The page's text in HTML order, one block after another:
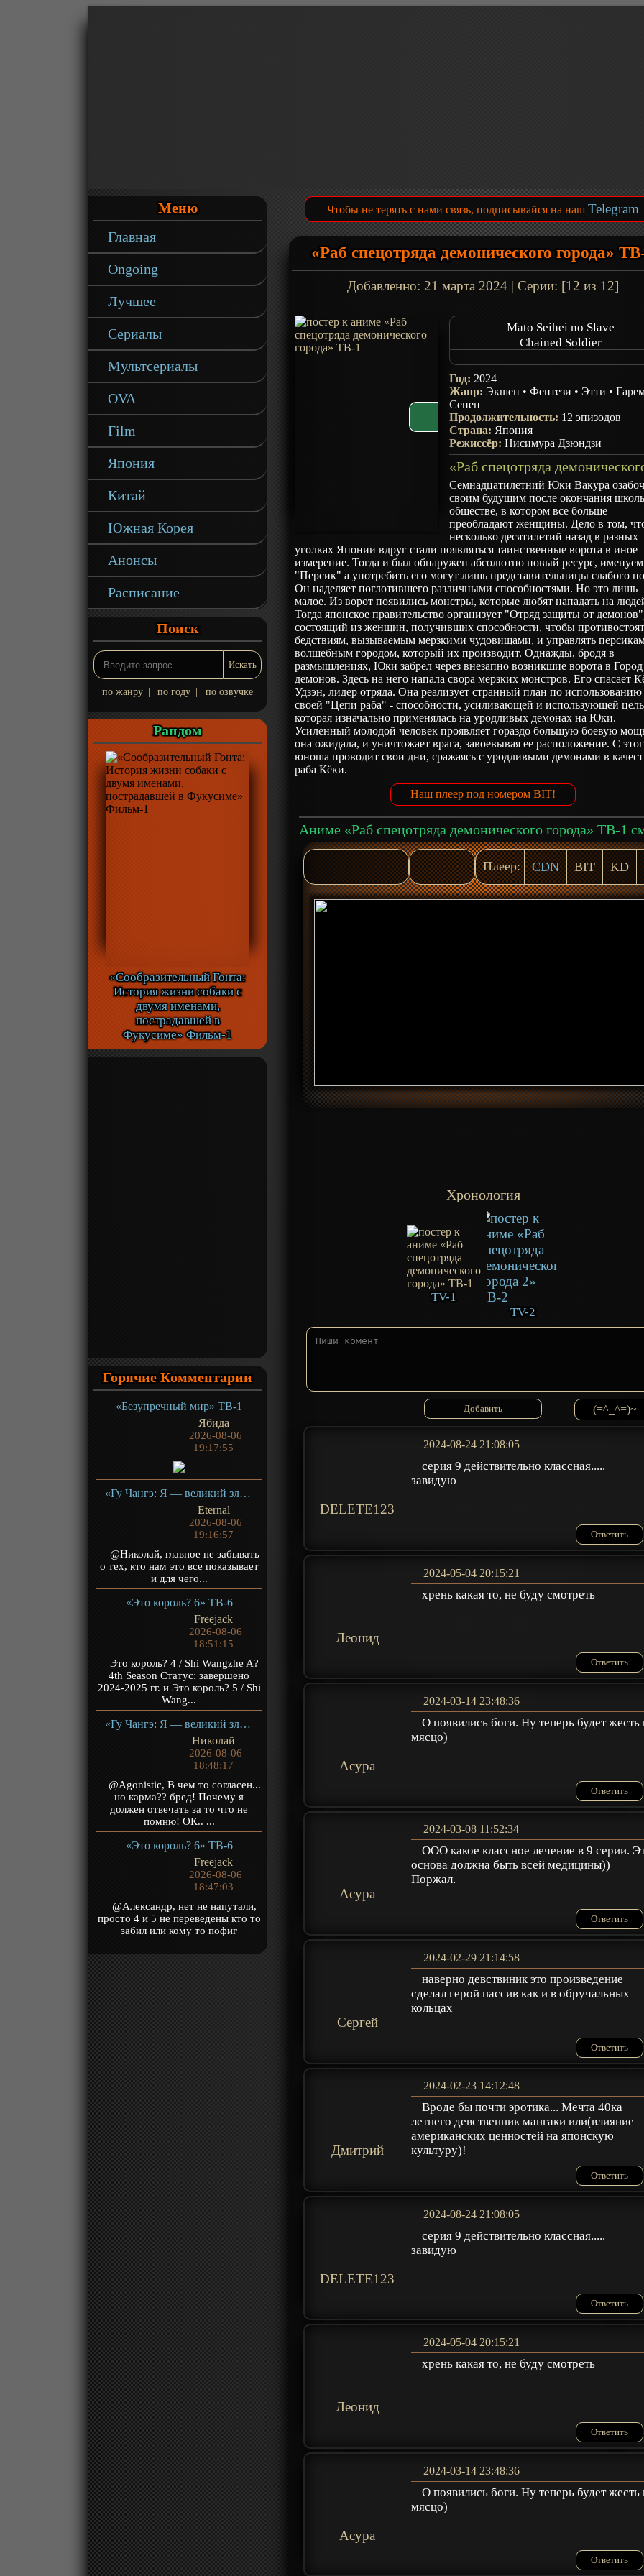
Меню
Главная
Ongoing
Лучшее
Сериалы
Мультсериалы
OVA
Film
Япония
Китай
Южная Корея
Анонсы
Расписание
Поиск
по жанру по году по озвучке
Рандом
«Сообразительный Гонта:
История жизни собаки с
двумя именами,
пострадавшей в
Фукусиме» Фильм-1
Горячие Комментарии
«Безупречный мир» ТВ-1
Ябида
2026-08-06
19:17:55
«Гу Чангэ: Я — великий злодей Небесной Судьбы» ТВ-1
Eternal
2026-08-06
19:16:57
@Николай, главное не забывать
о тех, кто нам это все показывает
и для чего...
«Это король? 6» ТВ-6
Freejack
2026-08-06
18:51:15
Это король? 4 / Shi Wangzhe A?
4th Season Статус: завершено
2024-2025 гг. и Это король? 5 / Shi
Wang...
«Гу Чангэ: Я — великий злодей Небесной Судьбы» ТВ-1
Николай
2026-08-06
18:48:17
@Agonistic, В чем то согласен...
но карма?? бред! Почему я
должен отвечать за то что не
помню! ОК.. ...
«Это король? 6» ТВ-6
Freejack
2026-08-06
18:47:03
@Александр, нет не напутали,
просто 4 и 5 не переведены кто то
забил или кому то пофиг
Чтобы не терять с нами связь, подписывайся на наш Telegram
«Раб спецотряда демонического города»
Добавленно: 21 марта 2024 | Серии: [12 из 12]
Mato Seihei no Slave
Chained Soldier
Slave Of The Magic Capitals Elite
Год: 2024
Жанр: Экшен •Фентези •Этти •
Сенен
Продолжительность: 12 эпизодов
Страна: Япония
Режиссёр:Нисимура Дзюндзи
Семнадцатилетний Юки Вакура
своим будущим после окончания
обществе, в котором все больше
преобладают женщины. Дело в том,
несколько десятилетий назад в разных
уголках Японии вдруг стали появляться таинственные ворота в иное
измерение. Тогда и был обнаружен абсолютно новый ресурс,
"Персик" а употребить его могут лишь представительницы слабого
Он наделяет поглотившего различными способностями. Но это лишь
малое. Из ворот появились монстры, которые любят нападать на
Тогда японское правительство организует "Отряд защиты от
состоящий из женщин, получивших способности, чтобы
бедствиям, вызываемым мерзкими чудовищами, и управлять
волшебным городом, который их производит. Однажды, бродя в
размышлениях, Юки забрел через внезапно возникшие ворота в Город
демонов. Здесь на него напала свора мерзких монстров. Его спасает
Удзэн, лидер отряда. Она реализует странный план по использованию
своей "Цепи раба" - способности, усиливающей и использующей
которая изначально применялась на уродливых демонах на Юки.
Усиленный молодой человек проявляет гораздо большую боевую
она ожидала, и уничтожает врага, завоевывая ее расположение. С
юноша проводит свои дни, сражаясь с уродливыми демонами в
раба Кёки.
Наш плеер под номером BIT!
Плеер: CDN BIT KD
Хронология
TV-1
TV-2
(=^_^=)~
DELETE123
2024-08-24 21:08:05
серия 9 действительно классная.....
завидую
Ответить
Леонид
2024-05-04 20:15:21
хрень какая то, не буду смотреть
Ответить
Acypa
2024-03-14 23:48:36
О появились боги. Ну теперь будет жесть
мясцо)
Ответить
Acypa
2024-03-08 11:52:34
ООО какое классное лечение в 9 серии.
основа должна быть всей медицины))
Поржал.
Ответить
Сергей
2024-02-29 21:14:58
наверно девствиник это произведение
сделал герой пассив как и в обручальных
кольцах
Ответить
Дмитрий
2024-02-23 14:12:48
Вроде бы почти эротика... Мечта 40ка
летнего девственник мангаки или(влияние
американских ценностей на японскую
культуру)!
Ответить
DELETE123
2024-08-24 21:08:05
серия 9 действительно классная.....
завидую
Ответить
Леонид
2024-05-04 20:15:21
хрень какая то, не буду смотреть
Ответить
Acypa
2024-03-14 23:48:36
О появились боги. Ну теперь будет жесть
мясцо)
Ответить